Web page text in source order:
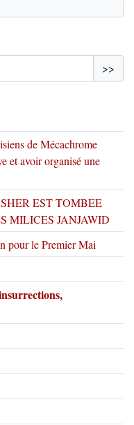
>>
de Mécachrome
et avoir organisé une
EST TOMBEE
MILICES JANJAWID
pour le Premier Mai